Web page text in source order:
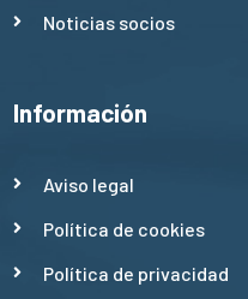
Noticias socios
Información
Aviso legal
Política de cookies
Política de privacidad